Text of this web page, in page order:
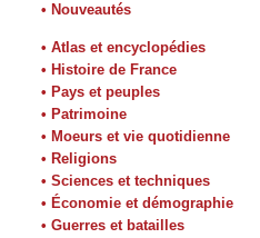
• Nouveautés
• Atlas et encyclopédies
• Histoire de France
• Pays et peuples
• Patrimoine
• Moeurs et vie quotidienne
• Religions
• Sciences et techniques
• Économie et démographie
• Guerres et batailles